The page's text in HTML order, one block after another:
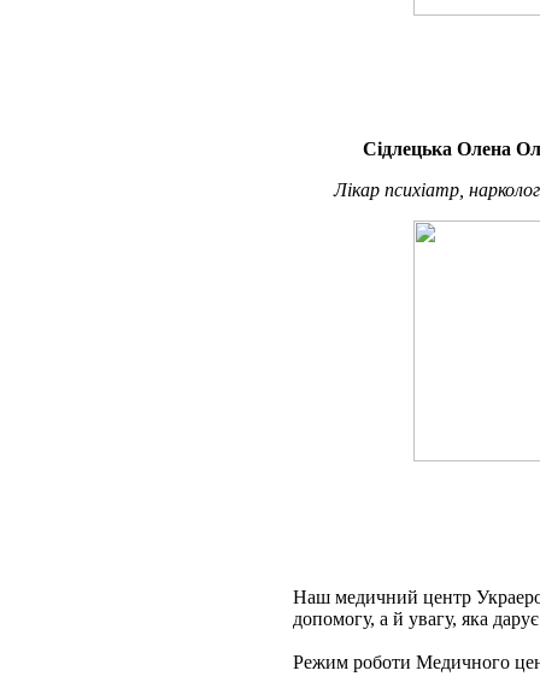
Сідлецька Олена
Лікар психіатр,
Наш медичний центр
допомогу, а й увагу, яка
Режим роботи Медичного